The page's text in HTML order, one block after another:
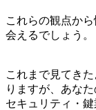
これらの観点か
会えるでしょう。
これまで見てき
りますが、あな
セキュリティ・